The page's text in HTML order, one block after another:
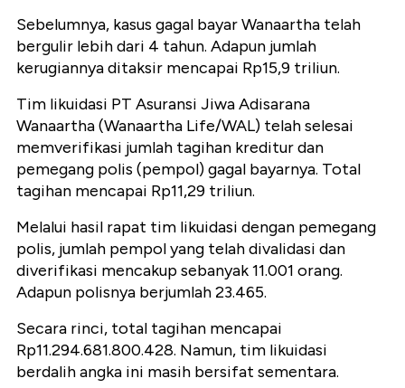
Sebelumnya, kasus gagal bayar Wanaartha telah
bergulir lebih dari 4 tahun. Adapun jumlah
kerugiannya ditaksir mencapai Rp15,9 triliun.
Tim likuidasi PT Asuransi Jiwa Adisarana
Wanaartha (Wanaartha Life/WAL) telah selesai
memverifikasi jumlah tagihan kreditur dan
pemegang polis (pempol) gagal bayarnya. Total
tagihan mencapai Rp11,29 triliun.
Melalui hasil rapat tim likuidasi dengan pemegang
polis, jumlah pempol yang telah divalidasi dan
diverifikasi mencakup sebanyak 11.001 orang.
Adapun polisnya berjumlah 23.465.
Secara rinci, total tagihan mencapai
Rp11.294.681.800.428. Namun, tim likuidasi
berdalih angka ini masih bersifat sementara.